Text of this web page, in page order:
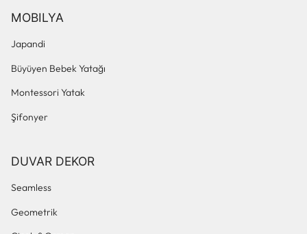
MOBILYA
Japandi
Büyüyen Bebek Yatağı
Montessori Yatak
Şifonyer
DUVAR DEKOR
Seamless
Geometrik